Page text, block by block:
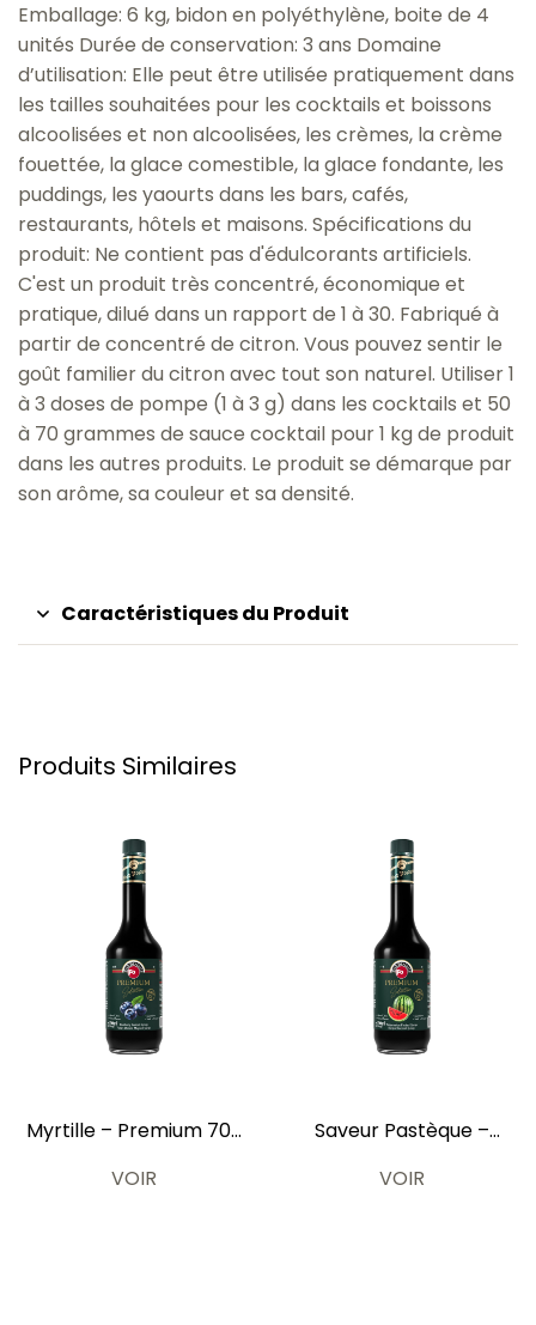
Emballage: 6 kg, bidon en polyéthylène, boite de 4
unités Durée de conservation: 3 ans Domaine
d’utilisation: Elle peut être utilisée pratiquement dans
les tailles souhaitées pour les cocktails et boissons
alcoolisées et non alcoolisées, les crèmes, la crème
fouettée, la glace comestible, la glace fondante, les
puddings, les yaourts dans les bars, cafés,
restaurants, hôtels et maisons. Spécifications du
produit: Ne contient pas d'édulcorants artificiels.
C'est un produit très concentré, économique et
pratique, dilué dans un rapport de 1 à 30. Fabriqué à
partir de concentré de citron. Vous pouvez sentir le
goût familier du citron avec tout son naturel. Utiliser 1
à 3 doses de pompe (1 à 3 g) dans les cocktails et 50
à 70 grammes de sauce cocktail pour 1 kg de produit
dans les autres produits. Le produit se démarque par
son arôme, sa couleur et sa densité.
Caractéristiques du Produit
Produits Similaires
Myrtille – Premium 700
VOIR
Saveur Pastèque –
VOIR